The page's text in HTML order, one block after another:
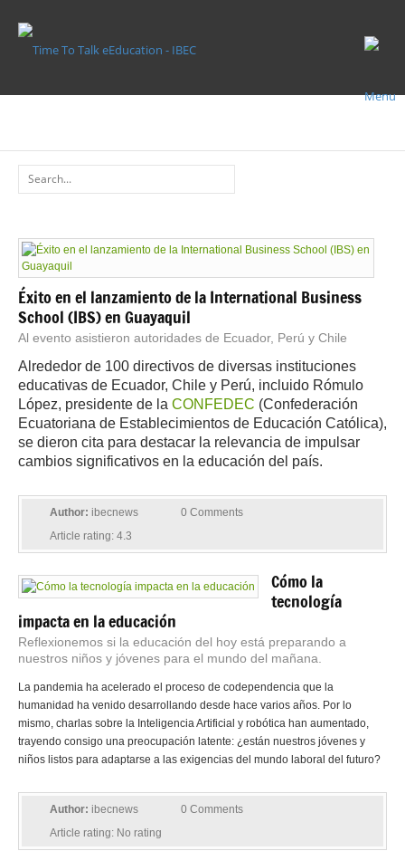
Éxito en el lanzamiento de la International Business
School (IBS) en Guayaquil
Al evento asistieron autoridades de Ecuador, Perú y Chile
Alrededor de 100 directivos de diversas instituciones
educativas de Ecuador, Chile y Perú, incluido Rómulo
López, presidente de la CONFEDEC (Confederación
Ecuatoriana de Establecimientos de Educación Católica),
se dieron cita para destacar la relevancia de impulsar
cambios significativos en la educación del país.
Author: ibecnews
0 Comments
Article rating: 4.3
Cómo la
tecnología
impacta en la educación
Reflexionemos si la educación del hoy está preparando a
nuestros niños y jóvenes para el mundo del mañana.
La pandemia ha acelerado el proceso de codependencia que la
humanidad ha venido desarrollando desde hace varios años. Por lo
mismo, charlas sobre la Inteligencia Artificial y robótica han aumentado,
trayendo consigo una preocupación latente: ¿están nuestros jóvenes y
niños listos para adaptarse a las exigencias del mundo laboral del futuro?
Author: ibecnews
0 Comments
Article rating: No rating